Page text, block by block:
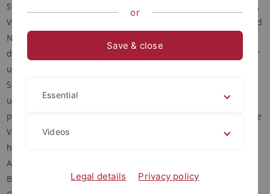
Studienjahre. Einführende Lehrveranstaltungen (Proseminare,
Vorlesungen und Übungen, fachspezifisch z. B. Musiklehre und
Notationskunde) führen in die Methodik und Fragestellungen
des Faches ein und fördern die Ausbildung wissenschaftlicher
und berufsqualifizierender Fähigkeiten. Bereits ab
Studienbeginn dürfen darüber hinaus vertiefende Seminare
und Übungen zu speziellen Themen gewählt werden, so dass
parallel sogleich persönliche Interessen verfolgt werden. Diese
Veranstaltungen führen an forschungsaktuelle Diskussionen
heran und regen zur eigenen wissenschaftlichen
Auseinandersetzung mit individuellen Themenbereichen an.
Berufspraktische Übungen oder Seminare bieten die
or
Save & close
Essential
Videos
Legal details Privacy policy